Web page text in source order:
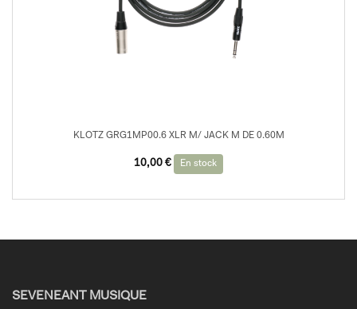
KLOTZ GRG1MP00.6 XLR M/ JACK M DE 0.60M
10,00 € En stock
SEVENEANT MUSIQUE